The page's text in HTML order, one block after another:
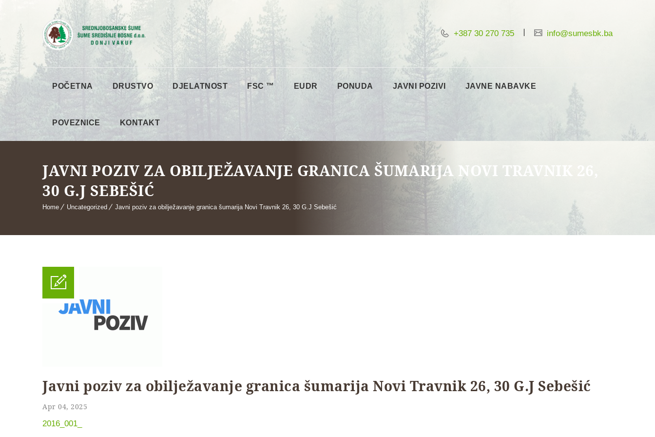
+387 30 270 735 info@sumesbk.ba
POČETNA DRUSTVO DJELATNOST FSC ™ EUDR PONUDA JAVNI POZIVI JAVNE NABAVKE
POVEZNICE KONTAKT
JAVNI POZIV ZA OBILJEŽAVANJE GRANICA ŠUMARIJA NOVI TRAVNIK 26,
30 G.J SEBEŠIĆ
Home Uncategorized Javni poziv za obilježavanje granica šumarija Novi Travnik 26, 30 G.J Sebešić
Javni poziv za obilježavanje granica šumarija Novi Travnik 26, 30 G.J Sebešić
Apr 04, 2025
2016_001_